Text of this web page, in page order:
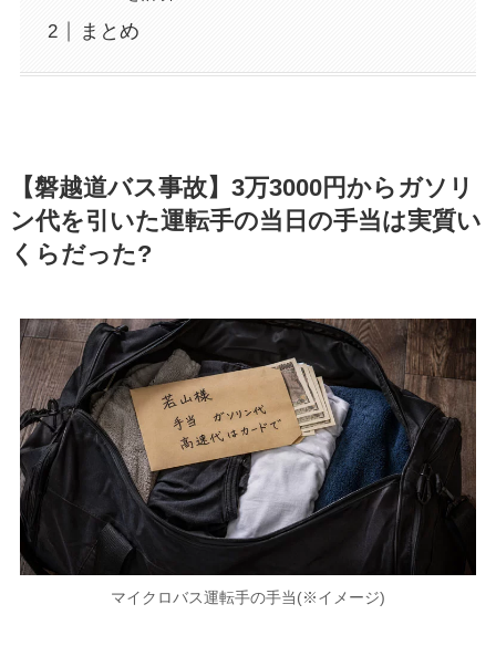
まとめ
【磐越道バス事故】3万3000円からガソリ
ン代を引いた運転手の当日の手当は実質い
くらだった?
マイクロバス運転手の手当(※イメージ)